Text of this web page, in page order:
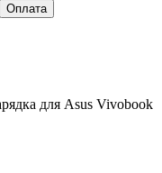
Оплата
для Asus Vivobook